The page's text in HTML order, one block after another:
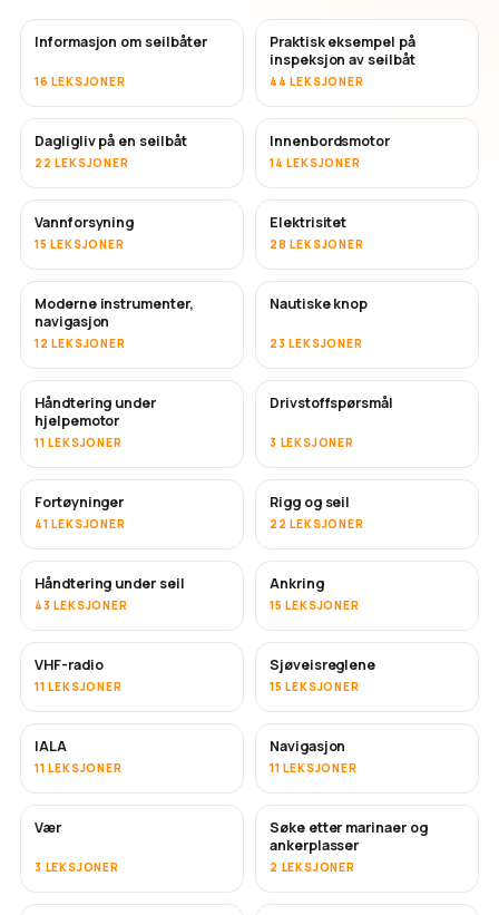
Informasjon om seilbåter
16 LEKSJONER
Praktisk eksempel på
inspeksjon av seilbåt
44 LEKSJONER
Dagligliv på en seilbåt
22 LEKSJONER
Innenbordsmotor
14 LEKSJONER
Vannforsyning
15 LEKSJONER
Elektrisitet
28 LEKSJONER
Moderne instrumenter,
navigasjon
12 LEKSJONER
Nautiske knop
23 LEKSJONER
Håndtering under
hjelpemotor
11 LEKSJONER
Drivstoffspørsmål
3 LEKSJONER
Fortøyninger
41 LEKSJONER
Rigg og seil
22 LEKSJONER
Håndtering under seil
43 LEKSJONER
Ankring
15 LEKSJONER
VHF-radio
11 LEKSJONER
Sjøveisreglene
15 LEKSJONER
IALA
11 LEKSJONER
Navigasjon
11 LEKSJONER
Vær
3 LEKSJONER
Søke etter marinaer og
ankerplasser
2 LEKSJONER